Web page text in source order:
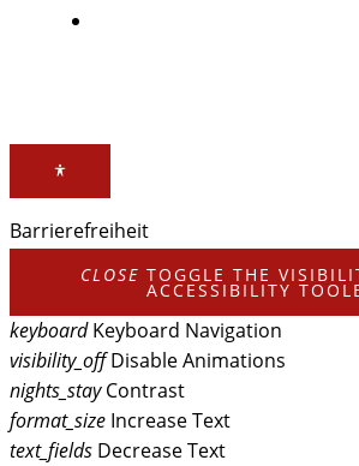
Barrierefreiheit
CLOSE TOGGLE THE
ACCESSIBILITY
keyboard Keyboard Navigation
visibility_off Disable Animations
nights_stay Contrast
format_size Increase Text
text_fields Decrease Text